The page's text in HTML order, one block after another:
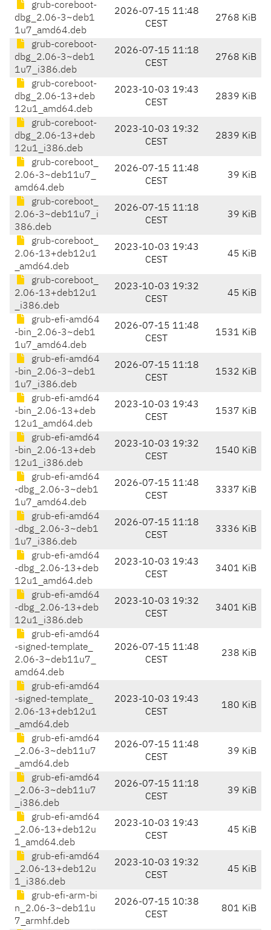
grub-coreboot-
dbg_2.06-3~deb1
1u7_amd64.deb
2026-07-15 11:48
CEST
2768 KiB
grub-coreboot-
dbg_2.06-3~deb1
1u7_i386.deb
2026-07-15 11:18
CEST
2768 KiB
grub-coreboot-
dbg_2.06-13+deb
12u1_amd64.deb
2023-10-03 19:43
CEST
2839 KiB
grub-coreboot-
dbg_2.06-13+deb
12u1_i386.deb
2023-10-03 19:32
CEST
2839 KiB
grub-coreboot_
2.06-3~deb11u7_
amd64.deb
2026-07-15 11:48
CEST
39 KiB
grub-coreboot_
2.06-3~deb11u7_i
386.deb
2026-07-15 11:18
CEST
39 KiB
grub-coreboot_
2.06-13+deb12u1
_amd64.deb
2023-10-03 19:43
CEST
45 KiB
grub-coreboot_
2.06-13+deb12u1
_i386.deb
2023-10-03 19:32
CEST
45 KiB
grub-efi-amd64
-bin_2.06-3~deb1
1u7_amd64.deb
2026-07-15 11:48
CEST
1531 KiB
grub-efi-amd64
-bin_2.06-3~deb1
1u7_i386.deb
2026-07-15 11:18
CEST
1532 KiB
grub-efi-amd64
-bin_2.06-13+deb
12u1_amd64.deb
2023-10-03 19:43
CEST
1537 KiB
grub-efi-amd64
-bin_2.06-13+deb
12u1_i386.deb
2023-10-03 19:32
CEST
1540 KiB
grub-efi-amd64
-dbg_2.06-3~deb1
1u7_amd64.deb
2026-07-15 11:48
CEST
3337 KiB
grub-efi-amd64
-dbg_2.06-3~deb1
1u7_i386.deb
2026-07-15 11:18
CEST
3336 KiB
grub-efi-amd64
-dbg_2.06-13+deb
12u1_amd64.deb
2023-10-03 19:43
CEST
3401 KiB
grub-efi-amd64
-dbg_2.06-13+deb
12u1_i386.deb
2023-10-03 19:32
CEST
3401 KiB
grub-efi-amd64
-signed-template_
2.06-3~deb11u7_
amd64.deb
2026-07-15 11:48
CEST
238 KiB
grub-efi-amd64
-signed-template_
2.06-13+deb12u1
_amd64.deb
2023-10-03 19:43
CEST
180 KiB
grub-efi-amd64
_2.06-3~deb11u7
_amd64.deb
2026-07-15 11:48
CEST
39 KiB
grub-efi-amd64
_2.06-3~deb11u7
_i386.deb
2026-07-15 11:18
CEST
39 KiB
grub-efi-amd64
_2.06-13+deb12u
1_amd64.deb
2023-10-03 19:43
CEST
45 KiB
grub-efi-amd64
_2.06-13+deb12u
1_i386.deb
2023-10-03 19:32
CEST
45 KiB
grub-efi-arm-bi
n_2.06-3~deb11u
7_armhf.deb
2026-07-15 10:38
CEST
801 KiB